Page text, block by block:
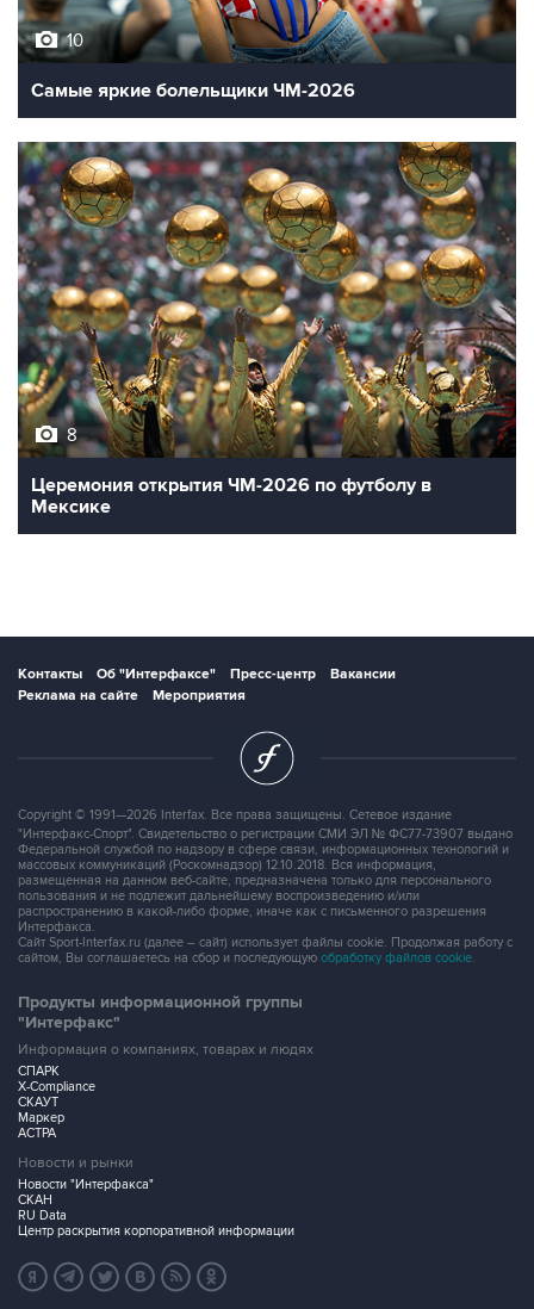
10
Самые яркие болельщики ЧМ-2026
8
Церемония открытия ЧМ-2026 по футболу в
Мексике
Контакты Об "Интерфаксе" Пресс-центр
Вакансии
Реклама на сайте
Мероприятия
Copyright © 1991—2026 Interfax. Все права защищены. Сетевое издание
"Интерфакс-Спорт". Свидетельство о регистрации СМИ ЭЛ № ФС77-73907 выдано
Федеральной службой по надзору в сфере связи, информационных технологий и
массовых коммуникаций (Роскомнадзор) 12.10.2018. Вся информация,
размещенная на данном веб-сайте, предназначена только для персонального
пользования и не подлежит дальнейшему воспроизведению и/или
распространению в какой-либо форме, иначе как с письменного разрешения
Интерфакса.
Сайт Sport-Interfax.ru (далее – сайт) использует файлы cookie. Продолжая работу с
сайтом, Вы соглашаетесь на сбор и последующую обработку файлов cookie.
Продукты информационной группы
"Интерфакс"
Информация о компаниях, товарах и людях
СПАРК
X-Compliance
СКАУТ
Маркер
АСТРА
Новости и рынки
Новости "Интерфакса"
СКАН
RU Data
Центр раскрытия корпоративной информации